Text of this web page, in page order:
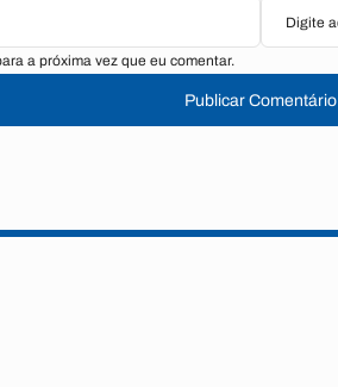
a próxima vez que eu comentar.
Publicar Comentário